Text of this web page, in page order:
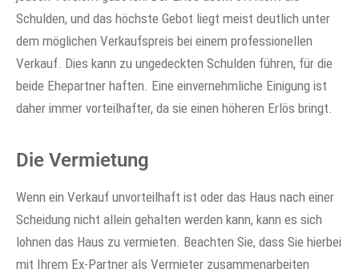
Schulden, und das höchste Gebot liegt meist deutlich unter
dem möglichen Verkaufspreis bei einem professionellen
Verkauf. Dies kann zu ungedeckten Schulden führen, für die
beide Ehepartner haften. Eine einvernehmliche Einigung ist
daher immer vorteilhafter, da sie einen höheren Erlös bringt.
Die Vermietung
Wenn ein Verkauf unvorteilhaft ist oder das Haus nach einer
Scheidung nicht allein gehalten werden kann, kann es sich
lohnen das Haus zu vermieten. Beachten Sie, dass Sie hierbei
mit Ihrem Ex-Partner als Vermieter zusammenarbeiten